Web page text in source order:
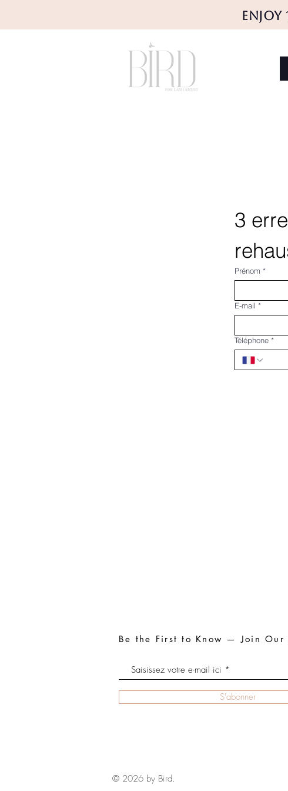
Enjoy
3
Prénom *
E-mail *
Téléphone *
Be the First to Know — Join Our
S'abonner
© 2026 by Bird.